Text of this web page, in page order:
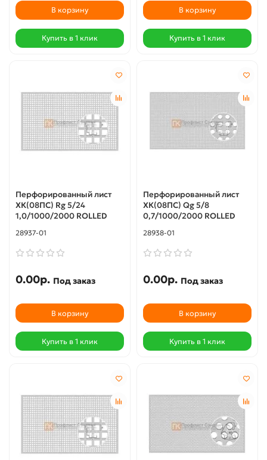
В корзину
Купить в 1 клик
В корзину
Купить в 1 клик
Перфорированный лист
ХК(08ПС) Rg 5/24
1,0/1000/2000 ROLLED
28937-01
0.00р. Под заказ
В корзину
Купить в 1 клик
Перфорированный лист
ХК(08ПС) Qg 5/8
0,7/1000/2000 ROLLED
28938-01
0.00р. Под заказ
В корзину
Купить в 1 клик